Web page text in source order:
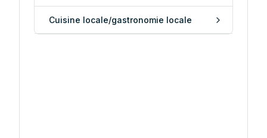
Cuisine locale/gastronomie locale